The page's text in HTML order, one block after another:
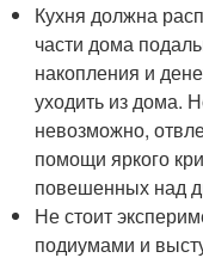
Кухня должна
части дома
накопления и
уходить из дома.
невозможно,
помощи яркого
повешенных над
Не стоит
подиумами и